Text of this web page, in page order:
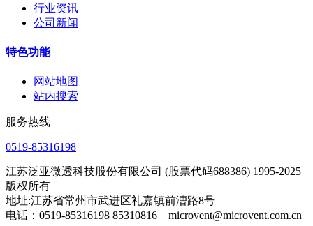
行业资讯
公司新闻
特色功能
网站地图
站内搜索
服务热线
0519-85316198
江苏泛亚微透科技股份有限公司 (股票代码688386) 1995-2025
版权所有
地址:江苏省常州市武进区礼嘉镇前漕路8号
电话：0519-85316198 85310816 microvent@microvent.com.cn